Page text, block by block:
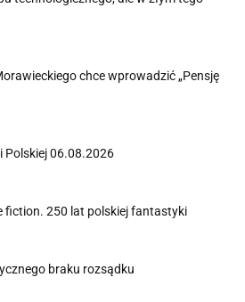
chce wprowadzić „Pensję
Polskiej 06.08.2026
fiction. 250 lat polskiej fantastyki
braku rozsądku